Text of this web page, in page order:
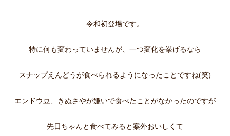
令和初登場です。
特に何も変わっていませんが、一つ変化を挙げるなら
スナップえんどうが食べられるようになったことですね(笑)
エンドウ豆、きぬさやが嫌いで食べたことがなかったのですが
先日ちゃんと食べてみると案外おいしくて